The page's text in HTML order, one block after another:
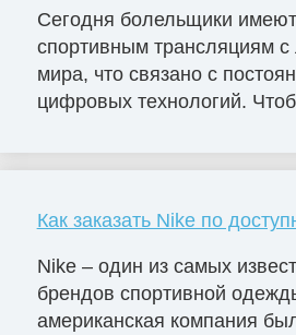
Сегодня болельщики
спортивным трансляциям с
мира, что связано с
цифровых технологий.
Как заказать Nike по
Nike – один из самых
брендов спортивной
американская компания